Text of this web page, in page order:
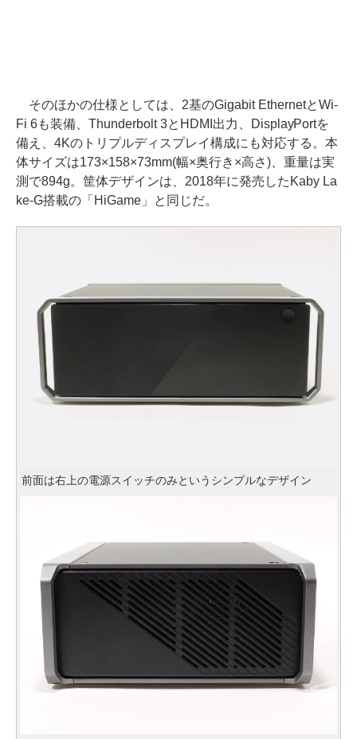
そのほかの仕様としては、2基のGigabit EthernetとWi-
Fi 6も装備、Thunderbolt 3とHDMI出力、DisplayPortを
備え、4Kのトリプルディスプレイ構成にも対応する。本
体サイズは173×158×73mm(幅×奥行き×高さ)、重量は実
測で894g。筐体デザインは、2018年に発売したKaby La
ke-G搭載の「HiGame」と同じだ。
前面は右上の電源スイッチのみというシンプルなデザイン